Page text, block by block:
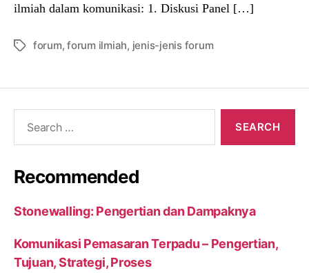
ilmiah dalam komunikasi: 1. Diskusi Panel […]
Tagsforum,forum ilmiah, jenis-jenis forum
Recommended
Stonewalling: Pengertian dan Dampaknya
Komunikasi Pemasaran Terpadu – Pengertian,
Tujuan, Strategi, Proses